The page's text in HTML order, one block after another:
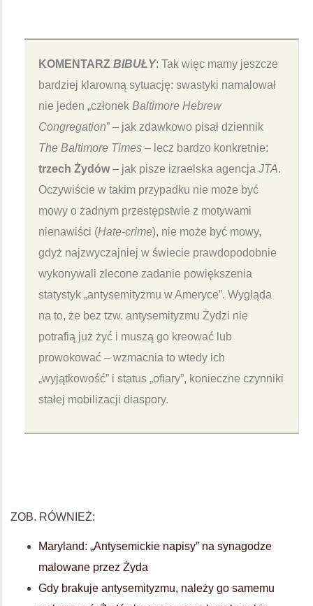
KOMENTARZ BIBUŁY: Tak więc mamy jeszcze
bardziej klarowną sytuację: swastyki namalował
nie jeden „członek Baltimore Hebrew
Congregation” – jak zdawkowo pisał dziennik
The Baltimore Times – lecz bardzo konkretnie:
trzech Żydów– jak pisze izraelska agencja JTA.
Oczywiście w takim przypadku nie może być
mowy o żadnym przestępstwie z motywami
nienawiści (Hate-crime), nie może być mowy,
gdyż najzwyczajniej w świecie prawdopodobnie
wykonywali zlecone zadanie powiększenia
statystyk „antysemityzmu w Ameryce”. Wygląda
na to, że bez tzw. antysemityzmu Żydzi nie
potrafią już żyć i muszą go kreować lub
prowokować – wzmacnia to wtedy ich
„wyjątkowość” i status „ofiary”, konieczne czynniki
stałej mobilizacji diaspory.
ZOB. RÓWNIEŻ:
Maryland: „Antysemickie napisy” na synagodze
malowane przez Żyda
Gdy brakuje antysemityzmu, należy go samemu